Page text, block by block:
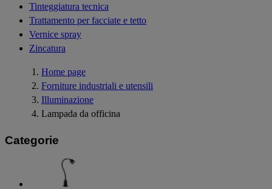
Tinteggiatura tecnica
Trattamento per facciate e tetto
Vernice spray
Zincatura
Home page
Forniture industriali e utensili
Illuminazione
Lampada da officina
Categorie